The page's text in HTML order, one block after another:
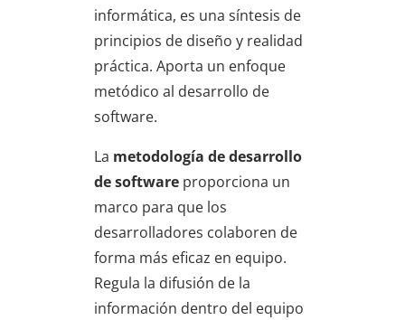
informática, es una síntesis de
principios de diseño y realidad
práctica. Aporta un enfoque
metódico al desarrollo de
software.
La metodología de desarrollo
de software proporciona un
marco para que los
desarrolladores colaboren de
forma más eficaz en equipo.
Regula la difusión de la
información dentro del equipo